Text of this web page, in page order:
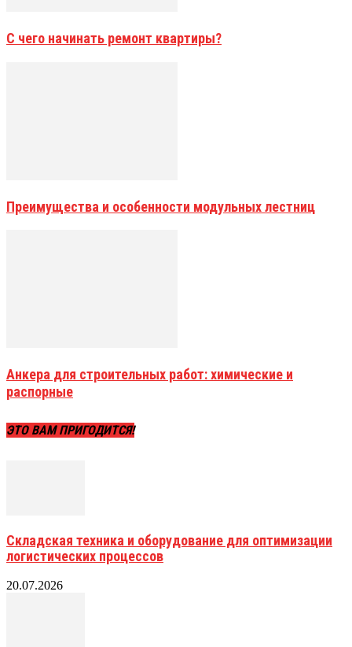
С чего начинать ремонт квартиры?
Преимущества и особенности модульных лестниц
Анкера для строительных работ: химические и
распорные
ЭТО ВАМ ПРИГОДИТСЯ!
Складская техника и оборудование для оптимизации
логистических процессов
20.07.2026